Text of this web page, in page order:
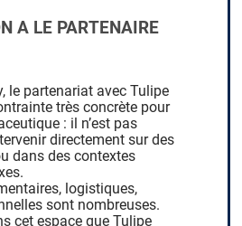
A LE PARTENAIRE
le partenariat avec Tulipe
très concrète pour
: il n’est pas
directement sur des
dans des contextes
logistiques,
sont nombreuses.
cet espace que Tulipe